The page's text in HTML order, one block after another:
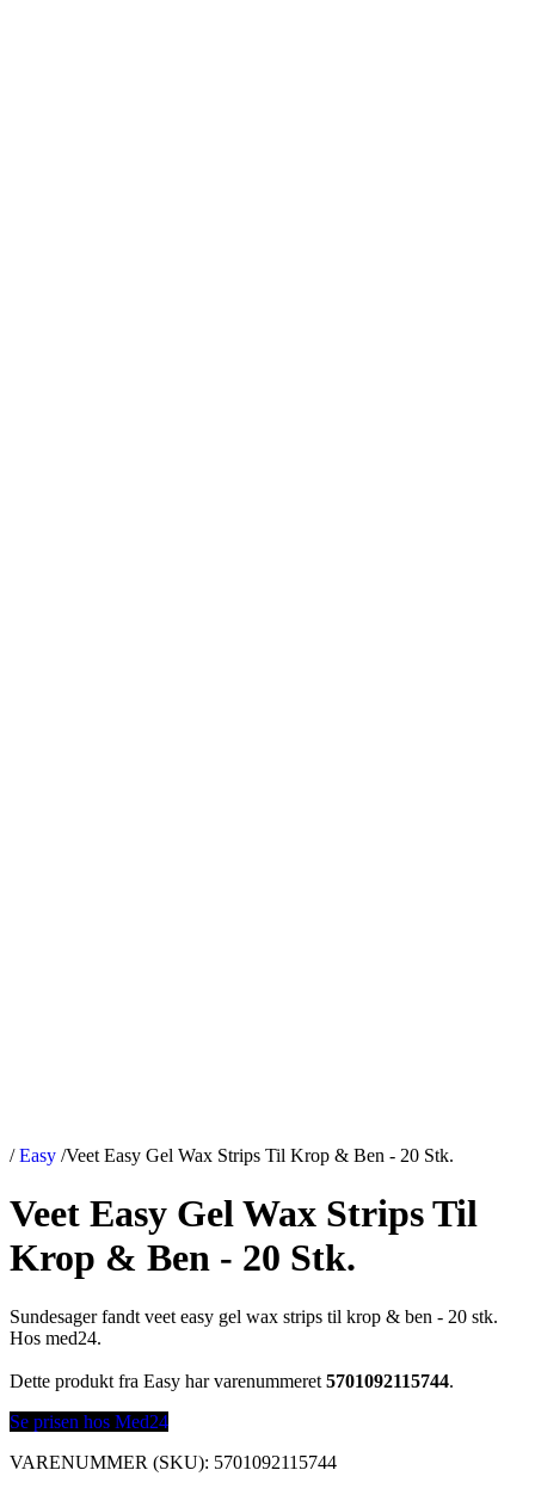
/ Easy /Veet Easy Gel Wax Strips Til Krop & Ben - 20 Stk.
Veet Easy Gel Wax Strips Til
Krop & Ben - 20 Stk.
Sundesager fandt veet easy gel wax strips til krop & ben - 20 stk.
Hos med24.
Dette produkt fra Easy har varenummeret 5701092115744.
Se prisen hos Med24
VARENUMMER (SKU): 5701092115744